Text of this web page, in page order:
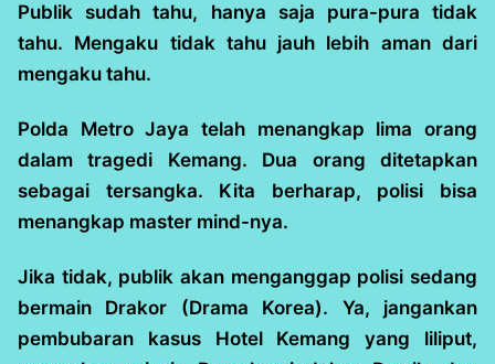
Publik sudah tahu, hanya saja pura-pura tidak
tahu. Mengaku tidak tahu jauh lebih aman dari
mengaku tahu.
Polda Metro Jaya telah menangkap lima orang
dalam tragedi Kemang. Dua orang ditetapkan
sebagai tersangka. Kita berharap, polisi bisa
menangkap master mind-nya.
Jika tidak, publik akan menganggap polisi sedang
bermain Drakor (Drama Korea). Ya, jangankan
pembubaran kasus Hotel Kemang yang liliput,